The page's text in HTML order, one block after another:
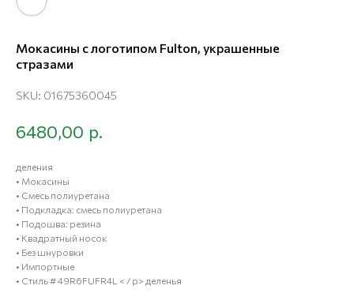
Мокасины с логотипом Fulton, украшенные
стразами
SKU: 01675360045
6480,00 р.
деления
• Мокасины
• Смесь полиуретана
• Подкладка: смесь полиуретана
• Подошва: резина
• Квадратный носок
• Без шнуровки
• Импортные
• Стиль # 49R6FUFR4L < / p> деленья